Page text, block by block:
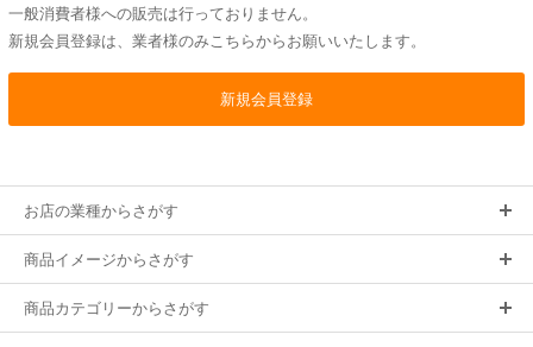
一般消費者様への販売は行っておりません。
新規会員登録は、業者様のみこちらからお願いいたします。
お店の業種からさがす
商品イメージからさがす
商品カテゴリーからさがす